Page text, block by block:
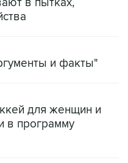
и факты"
для женщин и
в программу